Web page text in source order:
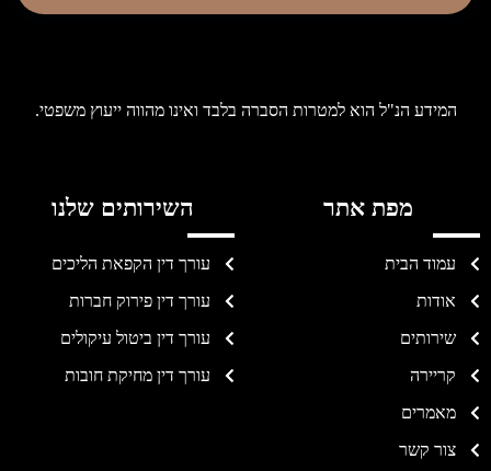
המידע הנ"ל הוא למטרות הסברה בלבד ואינו מהווה ייעוץ משפטי.
מפת אתר
עמוד הבית
אודות
שירותים
קריירה
מאמרים
צור קשר
השירותים שלנו
עורך דין הקפאת הליכים
עורך דין פירוק חברות
עורך דין ביטול עיקולים
עורך דין מחיקת חובות